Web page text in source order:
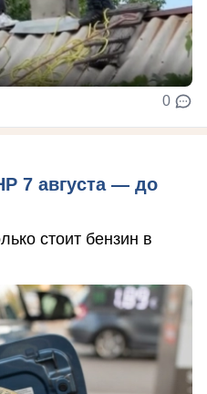
0
7 августа — до
стоит бензин в